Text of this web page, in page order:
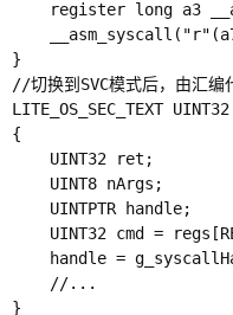
}
//切换到SVC模式后，由汇编
LITE_OS_SEC_TEXT
{
    UINT32 ret;
    UINT8 nArgs;
    UINTPTR handle;
UINT32 cmd =
handle =
    //...